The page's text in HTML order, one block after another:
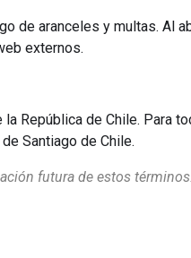
de aranceles y multas. Al
externos.
República de Chile. Para
Santiago de Chile.
futura de estos términos.